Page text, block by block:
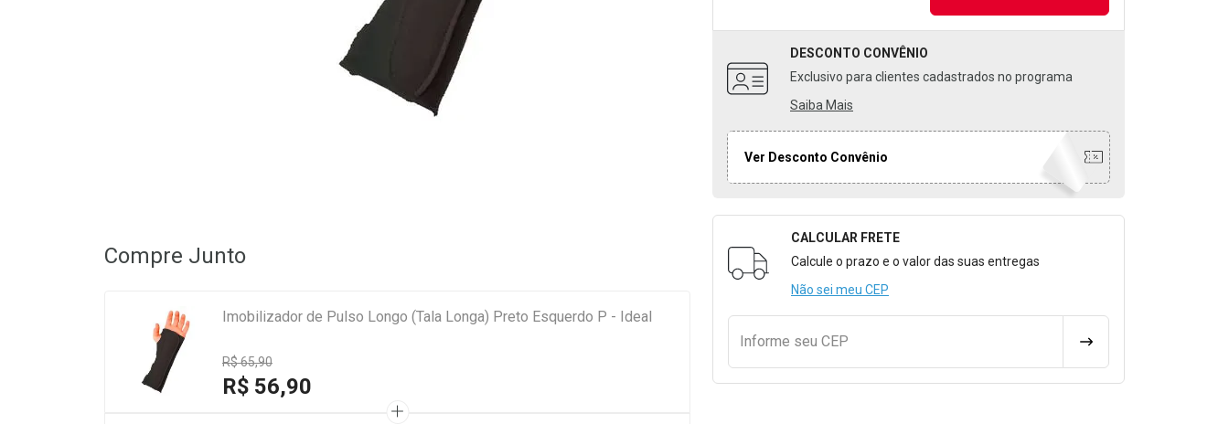
DESCONTO CONVÊNIO
Exclusivo para clientes cadastrados no programa
Saiba Mais
Ver Desconto Convênio
Formulário para Calcular o Frete
CALCULAR FRETE
Calcule o prazo e o valor das suas entregas
Não sei meu CEP
Informe seu CEP CALCULAR FRETE
Compre Junto
Imobilizador de Pulso Longo (Tala Longa) Preto Esquerdo P - Ideal
R$ 65,90
R$ 56,90